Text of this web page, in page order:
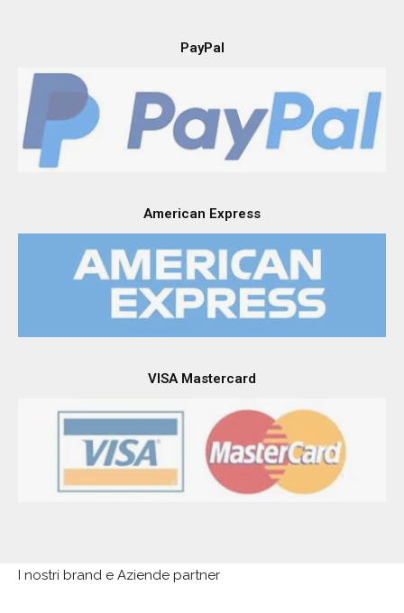
PayPal
American Express
VISA Mastercard
I nostri brand e Aziende partner